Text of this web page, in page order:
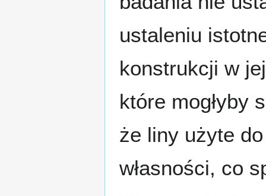
ustaleniu
konstrukcji w
które mogłyby
że liny użyte
własności, co